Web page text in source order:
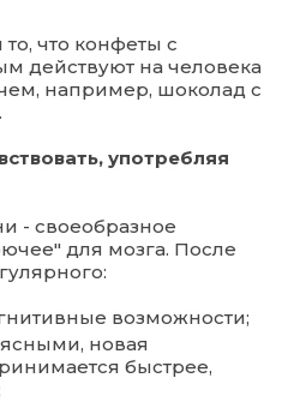
то, что конфеты с
действуют на человека
например, шоколад с
употребляя
- своеобразное
для мозга. После
возможности;
новая
быстрее,